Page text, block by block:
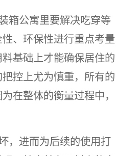
箱公寓里要解决吃穿等
、环保性进行重点考量
基础上才能确保居住的
控上尤为慎重，所有的
在整体的衡量过程中，
，进而为后续的使用打